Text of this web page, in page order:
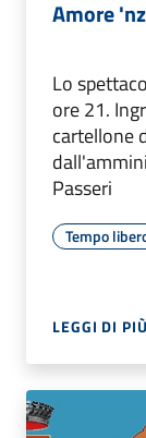
Amore
Lo
ore 21.
cartellone
Passeri
Tempo
LEGGI DI PIÙ